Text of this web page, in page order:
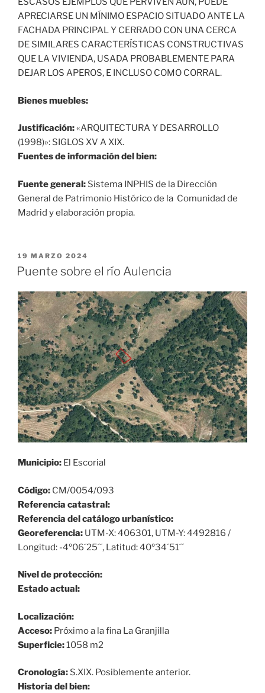
APRECIARSE UN MÍNIMO ESPACIO SITUADO ANTE LA
FACHADA PRINCIPAL Y CERRADO CON UNA CERCA
DE SIMILARES CARACTERÍSTICAS CONSTRUCTIVAS
QUE LA VIVIENDA, USADA PROBABLEMENTE PARA
DEJAR LOS APEROS, E INCLUSO COMO CORRAL.
Bienes muebles:
Justificación:«ARQUITECTURA Y DESARROLLO
(1998)»: SIGLOS XV A XIX.
Fuentes de información del bien:
Fuente general: Sistema INPHIS de la Dirección
General de Patrimonio Histórico de la Comunidad de
Madrid y elaboración propia.
PUBLICADO
EL
19 MARZO 2024
Puente sobre el río Aulencia
Municipio: El Escorial
Código: CM/0054/093
Referencia catastral:
Referencia del catálogo urbanístico:
Georeferencia: UTM-X: 406301, UTM-Y: 4492816 /
Longitud: -4º06´25´´, Latitud: 40º34´51´´
Nivel de protección:
Estado actual:
Localización:
Acceso: Próximo a la fina La Granjilla
Superficie:1058 m2
Cronología: S.XIX. Posiblemente anterior.
Historia del bien: